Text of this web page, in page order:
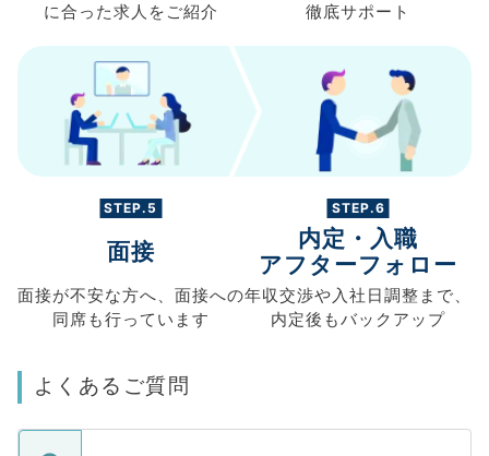
に合った求人を ご紹介
徹底サポート
STEP.5
面接
面接が不安な方へ、 面接への
同席も行っています
STEP.6
内定・入職
アフターフォロー
年収交渉や入社日調整まで、
内定後もバックアップ
よくあるご質問